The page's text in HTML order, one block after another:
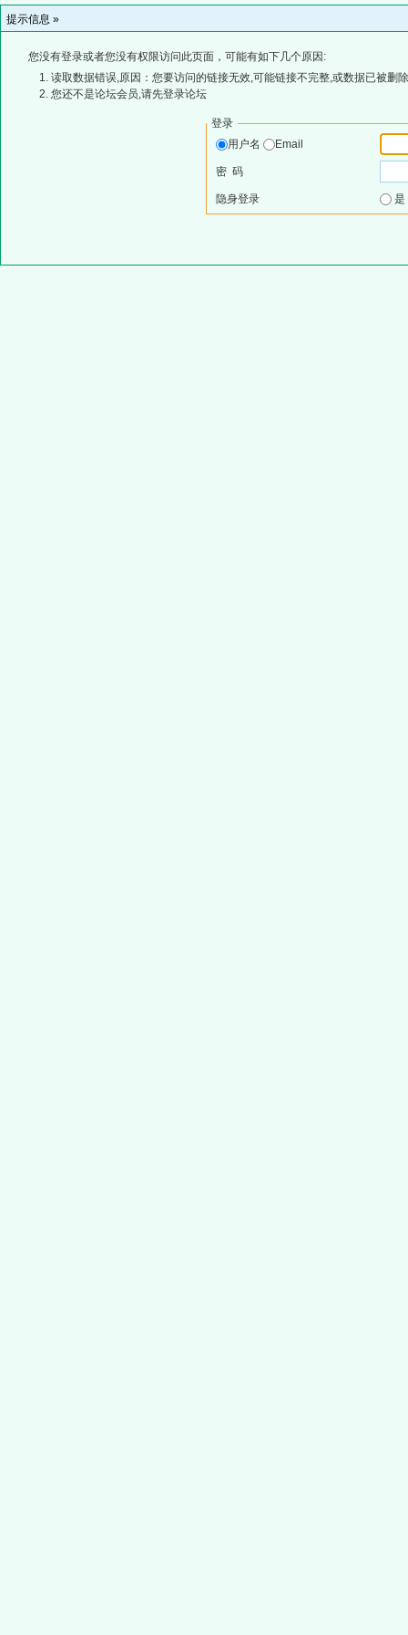
提示信息 »
您没有登录或者您没有权限访问此页面，可能有如下几个原因:
读取数据错误,原因：您要访问的链接无效,可能链接不完整,或数据已被删
您还不是论坛会员,请先登录论坛
登录
用户名
Email
密 码
隐身登录